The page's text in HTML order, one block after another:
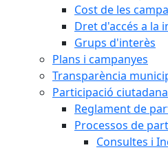
Cost de les
Dret d'accés a la
Grups d'interès
Plans i campanyes
Transparència
Participació ciutadana
Reglament de
Processos de
Consultes i